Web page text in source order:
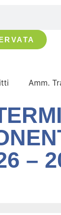
Amm.
–